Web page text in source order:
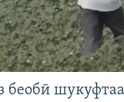
беобӣ